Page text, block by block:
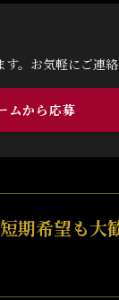
。お気軽にご連絡
ムから応募
期希望も